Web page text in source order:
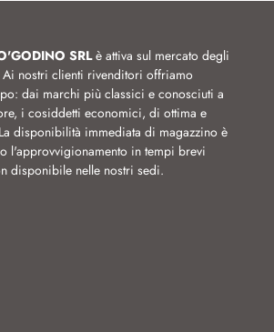
SRLè attiva sul mercato degli
nostri clienti rivenditori offriamo
dai marchi più classici e conosciuti a
i cosiddetti economici, di ottima e
disponibilità immediata di magazzino è
l'approvvigionamento in tempi brevi
disponibile nelle nostri sedi.